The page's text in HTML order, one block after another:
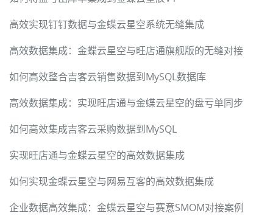
高效实现钉钉数据与金蝶云星空系统无缝集成
高效数据集成：金蝶云星空与旺店通旗舰版的无缝对接
如何高效整合吉客云销售数据到MySQL数据库
高效数据集成：实现旺店通与金蝶云星空的盘亏单同步
如何高效集成吉客云采购数据到MySQL
实现旺店通与金蝶云星空的高效数据集成
如何实现金蝶云星空与网易互客的高效数据集成
企业数据高效集成：金蝶云星空与赛意SMOM对接案例